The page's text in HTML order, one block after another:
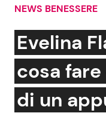
Cerca:
News e
Attualità Italiana
NEWS BENESSERE
Evelina
cosa
di un